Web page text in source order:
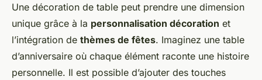
Une décoration de table peut prendre une dimension
unique grâce à la personnalisation décoration et
l’intégration de thèmes de fêtes. Imaginez une table
d’anniversaire où chaque élément raconte une histoire
personnelle. Il est possible d’ajouter des touches